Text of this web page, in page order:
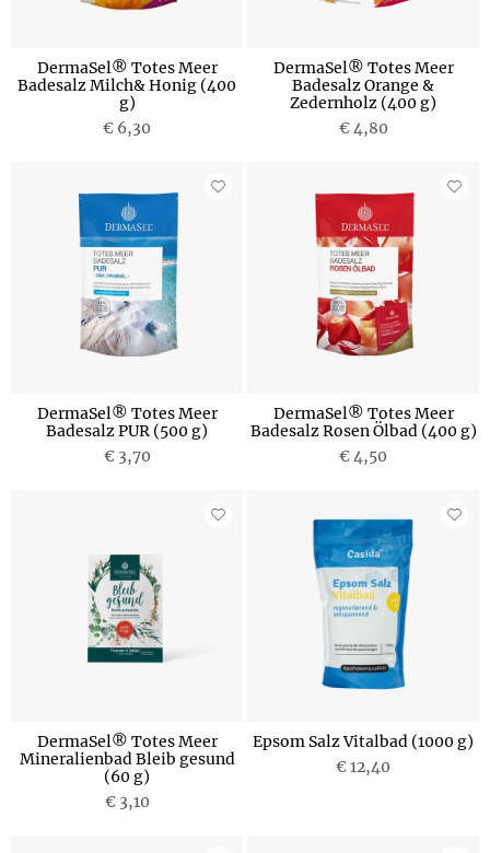
DermaSel® Totes Meer
Badesalz Milch& Honig (400
g)
€ 6,30
DermaSel® Totes Meer
Badesalz Orange &
Zedernholz (400 g)
€ 4,80
DermaSel® Totes Meer
Badesalz PUR (500 g)
€ 3,70
DermaSel® Totes Meer
Badesalz Rosen Ölbad (400 g)
€ 4,50
DermaSel® Totes Meer
Mineralienbad Bleib gesund
(60 g)
€ 3,10
Epsom Salz Vitalbad (1000 g)
€ 12,40